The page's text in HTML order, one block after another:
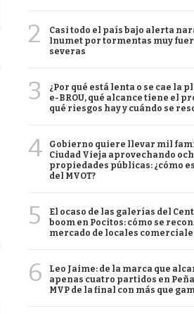
2
Casi todo el país bajo alerta
Inumet por tormentas muy
severas
3
¿Por qué está lenta o se cae la
e-BROU, qué alcance tiene el
qué riesgos hay y cuándo se
4
Gobierno quiere llevar mil
Ciudad Vieja aprovechando
propiedades públicas: ¿cómo
del MVOT?
5
El ocaso de las galerías del
boom en Pocitos: cómo se
mercado de locales
6
Leo Jaime: de la marca que
apenas cuatro partidos en
MVP de la final con más que